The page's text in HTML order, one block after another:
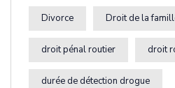
Divorce Droit de la
droit pénal routier droit
durée de détection drogue